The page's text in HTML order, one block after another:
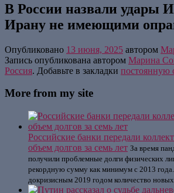
В России назвали удары
Ирану не имеющими
Опубликовано 13 июня, 2025 автором
Запись опубликована автором Марина
Россия. Добавьте в закладки постоянную
More from my site
Российские банки передали
объем долгов за семь лет За время
получили проблемные долги физических
рекордную сумму как минимум с 2013
докризисным 2019 годом количество